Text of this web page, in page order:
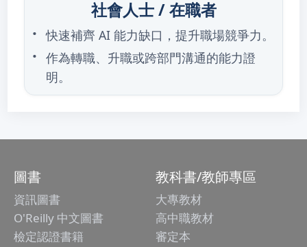
社會人士 / 在職者
快速補齊 AI 能力缺口，提升職場競爭力。
作為轉職、升職或跨部門溝通的能力證
明。
圖書
資訊圖書
O'Reilly 中文圖書
檢定認證書籍
教科書/教師專區
大專教材
高中職教材
審定本